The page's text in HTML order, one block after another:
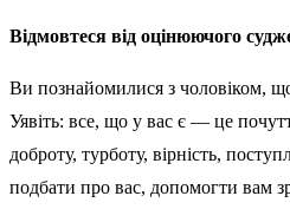
Відмовтеся від оцінюючого
Ви познайомилися з чоловіком,
Уявіть: все, що у вас є — це
доброту, турботу, вірність,
подбати про вас, допомогти вам